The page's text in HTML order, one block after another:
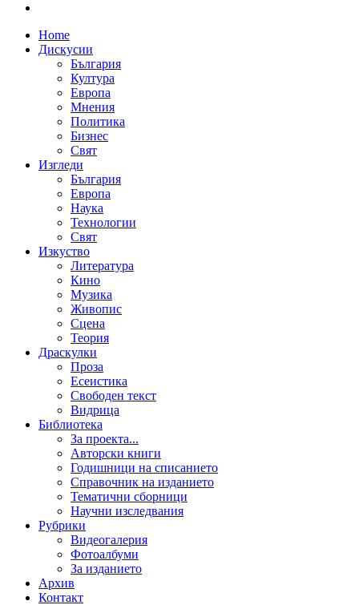
Home
Дискусии
България
Култура
Европа
Мнения
Политика
Бизнес
Свят
Изгледи
България
Европа
Наука
Технологии
Свят
Изкуство
Литература
Кино
Музика
Живопис
Сцена
Теория
Драскулки
Проза
Есеистика
Свободен текст
Видрица
Библиотека
За проекта...
Авторски книги
Годишници на списанието
Справочник на изданието
Тематични сборници
Научни изследвания
Рубрики
Видеогалерия
Фотоалбуми
За изданието
Архив
Контакт